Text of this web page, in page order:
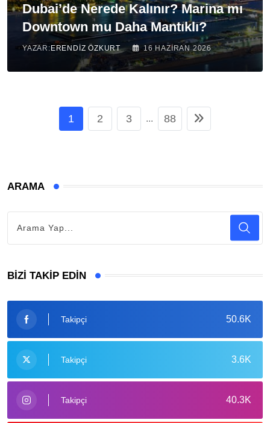
Dubai’de Nerede Kalınır? Marina mı
Downtown mu Daha Mantıklı?
YAZAR:ERENDIZ ÖZKURT 16 HAZIRAN 2026
1 2 3 ... 88
ARAMA
BIZI TAKIP EDIN
50.6K
Takipçi
3.6K
Takipçi
40.3K
Takipçi